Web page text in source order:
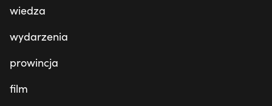
wiedza
wydarzenia
prowincja
film